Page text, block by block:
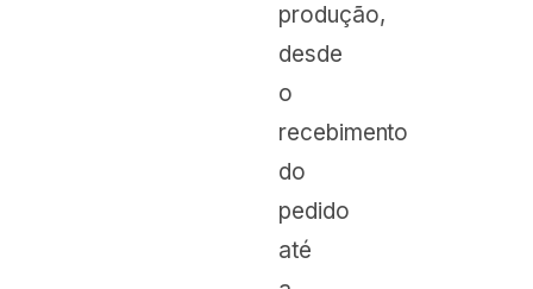
produção,
desde
o
recebimento
do
pedido
até